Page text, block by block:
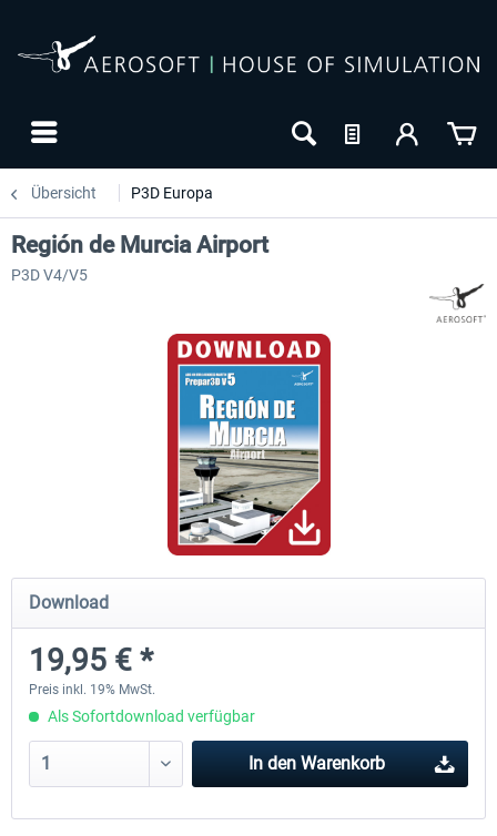
Übersicht P3D Europa
Hamburg-Finkenwerder
11,90 € *
Madeira X Evolution
Región de Murcia Airport
P3D V4/V5
Download
19,95 € *
Preis inkl. 19% MwSt.
Als Sofortdownload verfügbar
In den Warenkorb